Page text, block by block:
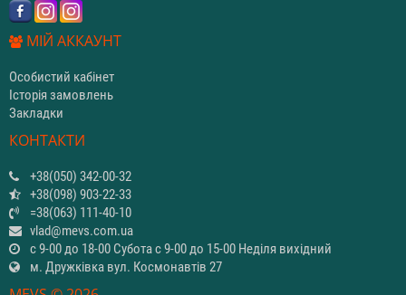
МІЙ АККАУНТ
Особистий кабінет
Історія замовлень
Закладки
КОНТАКТИ
+38(050) 342-00-32
+38(098) 903-22-33
=38(063) 111-40-10
vlad@mevs.com.ua
с 9-00 до 18-00 Субота с 9-00 до 15-00 Неділя вихідний
м. Дружківка вул. Космонавтів 27